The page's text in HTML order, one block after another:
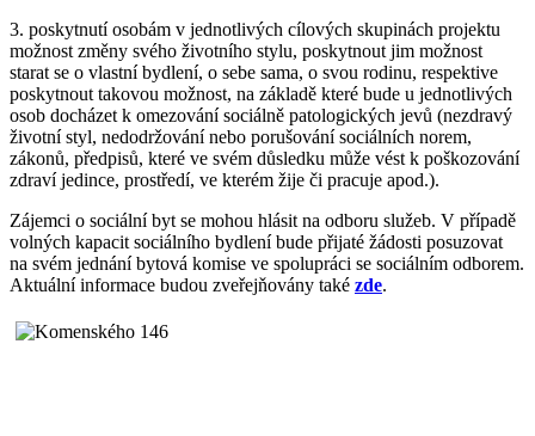
3. poskytnutí osobám v jednotlivých cílových skupinách projektu
možnost změny svého životního stylu, poskytnout jim možnost
starat se o vlastní bydlení, o sebe sama, o svou rodinu, respektive
poskytnout takovou možnost, na základě které bude u jednotlivých
osob docházet k omezování sociálně patologických jevů (nezdravý
životní styl, nedodržování nebo porušování sociálních norem,
zákonů, předpisů, které ve svém důsledku může vést k poškozování
zdraví jedince, prostředí, ve kterém žije či pracuje apod.).
Zájemci o sociální byt se mohou hlásit na odboru služeb. V případě
volných kapacit sociálního bydlení bude přijaté žádosti posuzovat
na svém jednání bytová komise ve spolupráci se sociálním odborem.
Aktuální informace budou zveřejňovány také zde.